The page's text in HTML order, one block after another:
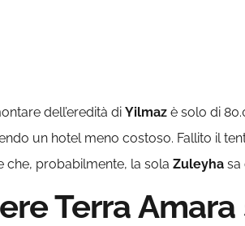
dell’eredità di Yilmaz è solo di
un hotel meno costoso. Fallito il
che, probabilmente, la sola Zuleyha sa
Terra